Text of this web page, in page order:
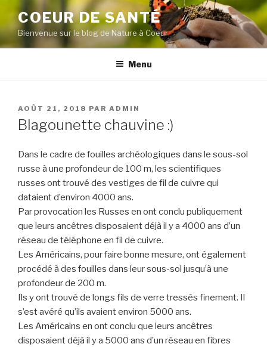
au
contenu
principal
COEUR DE SANTÉ
Bienvenue sur le blog de Nature à Coeur
Menu
PUBLIÉ
LE
AOÛT 21, 2018 PAR ADMIN
Blagounette chauvine :)
Dans le cadre de fouilles archéologiques dans le sous-sol
russe à une profondeur de 100 m, les scientifiques
russes ont trouvé des vestiges de fil de cuivre qui
dataient d’environ 4000 ans.
Par provocation les Russes en ont conclu publiquement
que leurs ancêtres disposaient déjà il y a 4000 ans d’un
réseau de téléphone en fil de cuivre.
Les Américains, pour faire bonne mesure, ont également
procédé à des fouilles dans leur sous-sol jusqu’à une
profondeur de 200 m.
Ils y ont trouvé de longs fils de verre tressés finement. Il
s’est avéré qu’ils avaient environ 5000 ans.
Les Américains en ont conclu que leurs ancêtres
disposaient déjà il y a 5000 ans d’un réseau en fibres